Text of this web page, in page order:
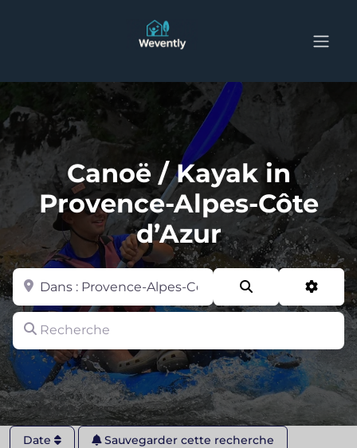
Canoë / Kayak in
Provence-Alpes-Côte
d’Azur
Recherche
Zone
Date Sauvegarder cette recherche